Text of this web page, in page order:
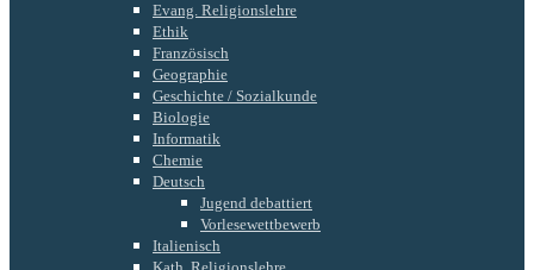
Evang. Religionslehre
Ethik
Französisch
Geographie
Geschichte / Sozialkunde
Biologie
Informatik
Chemie
Deutsch
Jugend debattiert
Vorlesewettbewerb
Italienisch